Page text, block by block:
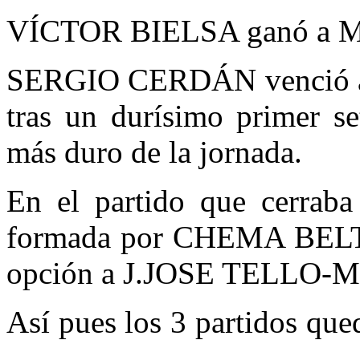
VÍCTOR BIELSA ganó a
SERGIO CERDÁN
tras un durísimo primer
más duro de la jornada.
En el partido que
formada por CHEMA
opción a J.JOSE TELLO-
Así pues los 3 partidos